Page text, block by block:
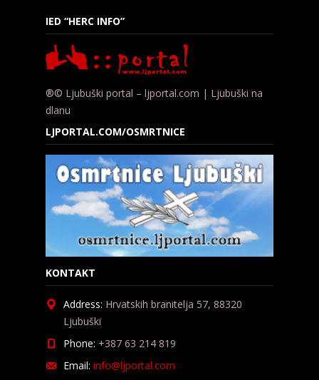
IED “HERC INFO”
®© Ljubuški portal – ljportal.com | Ljubuški na
dlanu
LJPORTAL.COM/OSMRTNICE
KONTAKT
Address: Hrvatskih branitelja 57, 88320
Ljubuški
Phone: +387 63 214 819
Email: info@ljportal.com